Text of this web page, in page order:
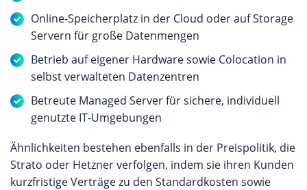
Online-Speicherplatz in der Cloud oder auf Storage
Servern für große Datenmengen
Betrieb auf eigener Hardware sowie Colocation in
selbst verwalteten Datenzentren
Betreute Managed Server für sichere, individuell
genutzte IT-Umgebungen
Ähnlichkeiten bestehen ebenfalls in der Preispolitik, die
Strato oder Hetzner verfolgen, indem sie ihren Kunden
kurzfristige Verträge zu den Standardkosten sowie